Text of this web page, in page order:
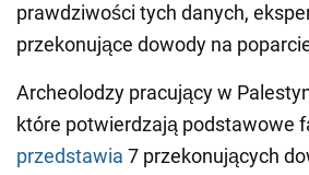
prawdziwości tych danych,
przekonujące dowody na
Archeolodzy pracujący w
które potwierdzają podstawowe
przedstawia 7 przekonujących